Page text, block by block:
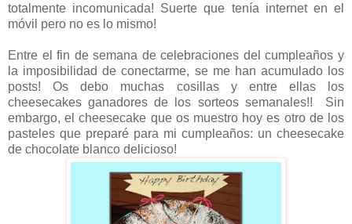
totalmente incomunicada! Suerte que tenía internet en el
móvil pero no es lo mismo!
Entre el fin de semana de celebraciones del cumpleaños y
la imposibilidad de conectarme, se me han acumulado los
posts! Os debo muchas cosillas y entre ellas los
cheesecakes ganadores de los sorteos semanales!! Sin
embargo, el cheesecake que os muestro hoy es otro de los
pasteles que preparé para mi cumpleaños: un cheesecake
de chocolate blanco delicioso!